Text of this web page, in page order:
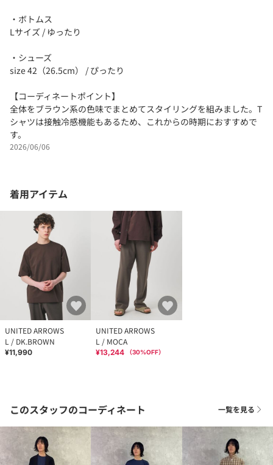
・ボトムス
Lサイズ / ゆったり
・シューズ
size 42（26.5cm） / ぴったり
【コーディネートポイント】
全体をブラウン系の色味でまとめてスタイリングを組みました。T
シャツは接触冷感機能もあるため、これからの時期におすすめで
す。
2026/06/06
着用アイテム
UNITED ARROWS
L / DK.BROWN
¥11,990
UNITED ARROWS
L / MOCA
¥13,244 （30%OFF）
このスタッフのコーディネート 一覧を見る